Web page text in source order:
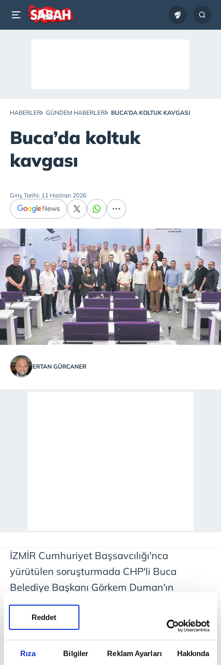
Rıza Bilgiler Reklam Ayarları Hakkında
Reddet
HABERLER GÜNDEM HABERLERI BUCA’DA KOLTUK KAVGASI
Buca’da koltuk
kavgası
Giriş Tarihi: 11 Haziran 2026
ERTAN GÜRCANER
İZMİR Cumhuriyet Başsavcılığı'nca
yürütülen soruşturmada CHP'li Buca
Belediye Başkanı Görkem Duman'ın
tutuklanması ve görevden
uzaklaştırılmasının ardından CHP'de koltuk
kavgası başladı. Yarın meclis toplantısında
yapılacak oylama öncesi oturumda oy